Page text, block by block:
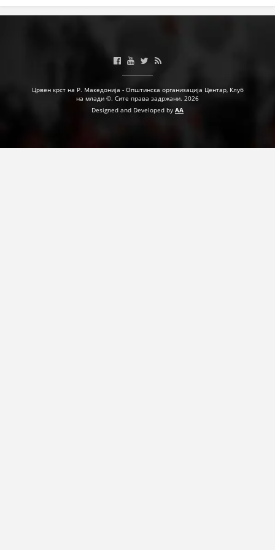
СТРАТЕГИИ
Црвен крст на Р. Македонија - Општинска организација Центар, Клуб
на млади ©. Сите права задржани. 2026
Designed and Developed by AA